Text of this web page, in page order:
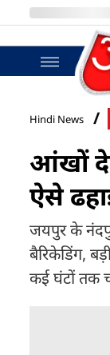
BT
Hindi News
आंखों
ऐसे
जयपुर के
बैरिकेडिंग,
कई घंटों तक